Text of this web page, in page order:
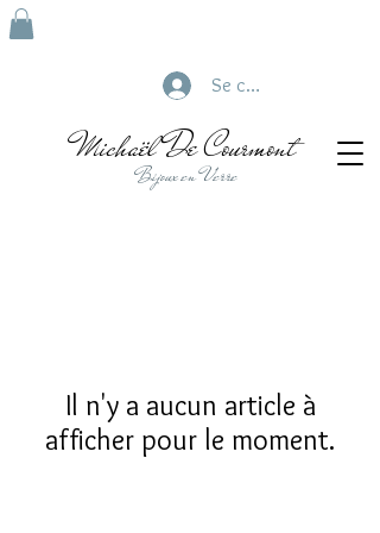
Michaël De Courmont
Bijoux en Verre
Se connecter
Il n'y a aucun article à
afficher pour le moment.